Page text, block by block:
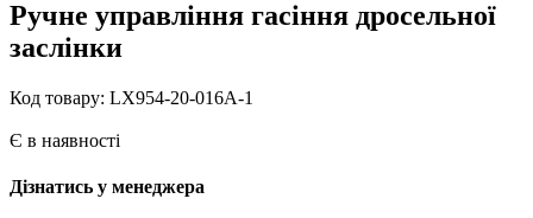
Ручне управління гасіння дросельної
заслінки
Код товару: LX954-20-016A-1
Є в наявності
Дізнатись у менеджера